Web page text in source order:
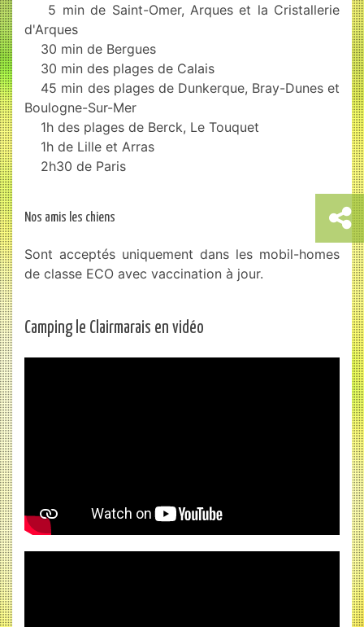
5 min de Saint-Omer, Arques et la Cristallerie
d'Arques
30 min de Bergues
30 min des plages de Calais
45 min des plages de Dunkerque, Bray-Dunes et
Boulogne-Sur-Mer
1h des plages de Berck, Le Touquet
1h de Lille et Arras
2h30 de Paris
Nos amis les chiens
Sont acceptés uniquement dans les mobil-homes
de classe ECO avec vaccination à jour.
Camping le Clairmarais en vidéo